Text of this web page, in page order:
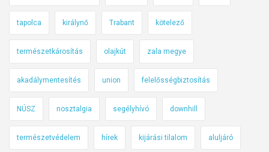
t
t
ő
l
v
a
g
tapolca királynő Trabant kötelező
természetkárosítás olajkút zala megye
akadálymentesítés union felelősségbiztosítás
NÚSZ nosztalgia segélyhívó downhill
természetvédelem hírek kijárási tilalom aluljáró